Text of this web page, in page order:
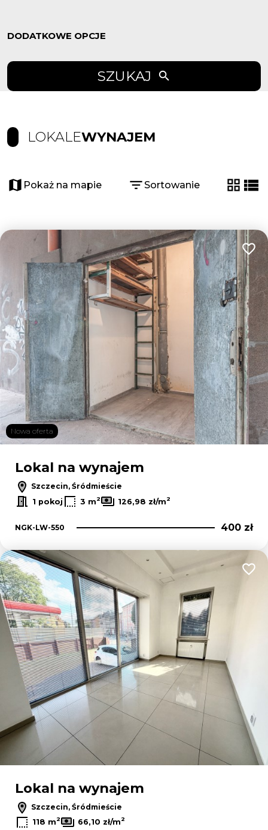
DODATKOWE OPCJE
SZUKAJ
LOKALEWYNAJEM
Pokaż na mapie Sortowanie
tabela
Nowa oferta
Lokal na wynajem
Szczecin, Śródmieście
1 pokoj
3 m2 126,98 zł/m2
NGK-LW-550 400 zł
Lokal na wynajem
Szczecin, Śródmieście
118 m2 66,10 zł/m2